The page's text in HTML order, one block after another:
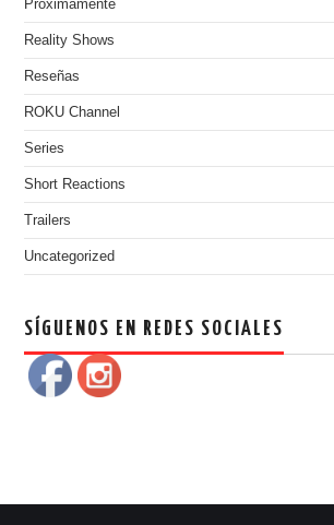
Próximamente
Reality Shows
Reseñas
ROKU Channel
Series
Short Reactions
Trailers
Uncategorized
SÍGUENOS EN REDES SOCIALES